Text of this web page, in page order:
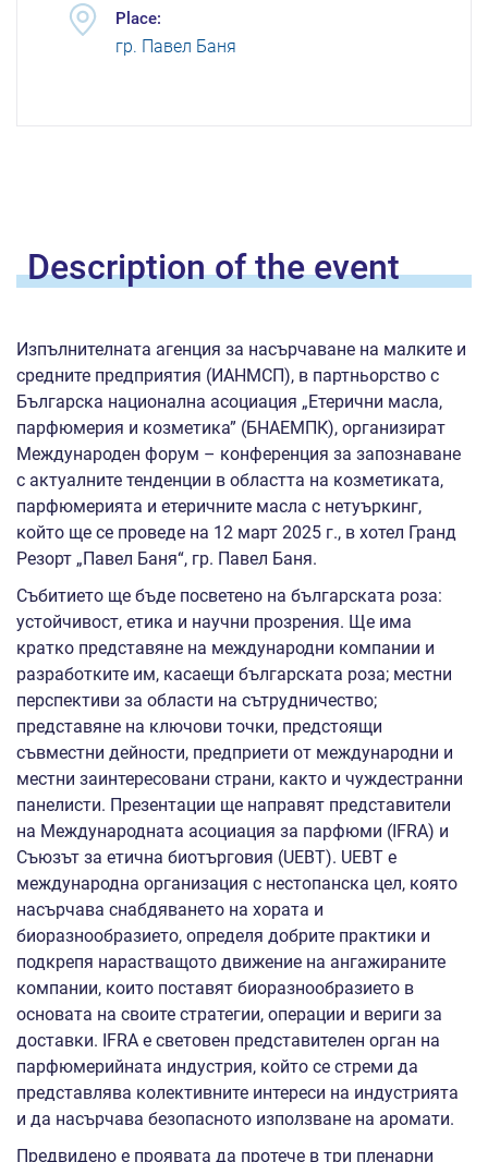
Place:
гр. Павел Баня
Description of theevent
Изпълнителната агенция за насърчаване на малките и
средните предприятия (ИАНМСП), в партньорство с
Българска национална асоциация „Етерични масла,
парфюмерия и козметика” (БНАЕМПК), организират
Международен форум – конференция за запознаване
с актуалните тенденции в областта на козметиката,
парфюмерията и етеричните масла с нетуъркинг,
който ще се проведе на 12 март 2025 г., в хотел Гранд
Резорт „Павел Баня“, гр. Павел Баня.
Събитието ще бъде посветено на българската роза:
устойчивост, етика и научни прозрения. Ще има
кратко представяне на международни компании и
разработките им, касаещи българската роза; местни
перспективи за области на сътрудничество;
представяне на ключови точки, предстоящи
съвместни дейности, предприети от международни и
местни заинтересовани страни, както и чуждестранни
панелисти. Презентации ще направят представители
на Международната асоциация за парфюми (IFRA) и
Съюзът за етична биотърговия (UEBT). UEBT е
международна организация с нестопанска цел, която
насърчава снабдяването на хората и
биоразнообразието, определя добрите практики и
подкрепя нарастващото движение на ангажираните
компании, които поставят биоразнообразието в
основата на своите стратегии, операции и вериги за
доставки. IFRA е световен представителен орган на
парфюмерийната индустрия, който се стреми да
представлява колективните интереси на индустрията
и да насърчава безопасното използване на аромати.
Предвидено е проявата да протече в три пленарни